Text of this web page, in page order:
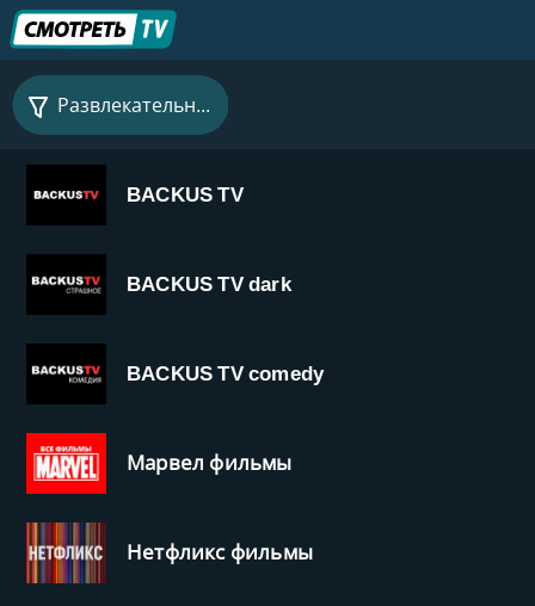
Развлекательные
BACKUS TV
BACKUS TV dark
BACKUS TV comedy
Марвел фильмы
Нетфликс фильмы